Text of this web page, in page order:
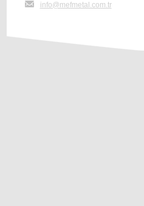
info@mefmetal.com.tr